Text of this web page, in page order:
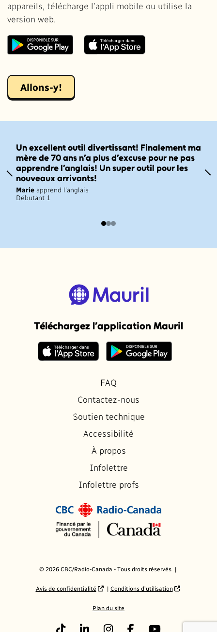
appareils, télécharge l’appli mobile ou utilise la
version web.
Allons-y!
Un excellent outil divertissant! Finalement ma
mère de 70 ans n’a plus d’excuse pour ne pas
apprendre l’anglais! Un super outil pour les
nouveaux arrivants!
Marie apprend l'anglais
Débutant 1
Téléchargez l’application Mauril
FAQ
Contactez-nous
Soutien technique
Accessibilité
À propos
Infolettre
Infolettre profs
© 2026 CBC/Radio-Canada - Tous droits réservés
Avis de confidentialité Conditions d’utilisation
Plan du site